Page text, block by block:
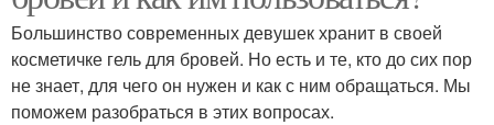
Большинство современных девушек хранит в своей
косметичке гель для бровей. Но есть и те, кто до сих пор
не знает, для чего он нужен и как с ним обращаться. Мы
поможем разобраться в этих вопросах.